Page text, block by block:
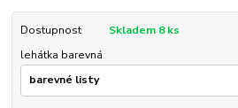
Dostupnost
Skladem 8 ks
lehátka barevná